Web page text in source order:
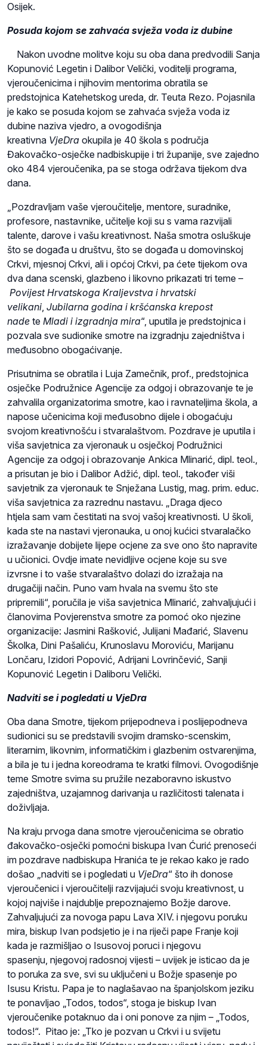
Osijek.
Posuda kojom se zahvaća svježa voda iz dubine
Nakon uvodne molitve koju su oba dana predvodili Sanja
Kopunović Legetin i Dalibor Velički, voditelji programa,
vjeroučenicima i njihovim mentorima obratila se
predstojnica Katehetskog ureda, dr. Teuta Rezo. Pojasnila
je kako se posuda kojom se zahvaća svježa voda iz
dubine naziva vjedro, a ovogodišnja
kreativna VjeDra okupila je 40 škola s područja
Đakovačko-osječke nadbiskupije i tri županije, sve zajedno
oko 484 vjeroučenika, pa se stoga održava tijekom dva
dana.
„Pozdravljam vaše vjeroučitelje, mentore, suradnike,
profesore, nastavnike, učitelje koji su s vama razvijali
talente, darove i vašu kreativnost. Naša smotra osluškuje
što se događa u društvu, što se događa u domovinskoj
Crkvi, mjesnoj Crkvi, ali i općoj Crkvi, pa ćete tijekom ova
dva dana scenski, glazbeno i likovno prikazati tri teme –
Povijest Hrvatskoga Kraljevstva i hrvatski
velikani, Jubilarna godina i kršćanska krepost
nade te Mladi i izgradnja mira“, uputila je predstojnica i
pozvala sve sudionike smotre na izgradnju zajedništva i
međusobno obogaćivanje.
Prisutnima se obratila i Luja Zamečnik, prof., predstojnica
osječke Podružnice Agencije za odgoj i obrazovanje te je
zahvalila organizatorima smotre, kao i ravnateljima škola, a
napose učenicima koji međusobno dijele i obogaćuju
svojom kreativnošću i stvaralaštvom. Pozdrave je uputila i
viša savjetnica za vjeronauk u osječkoj Podružnici
Agencije za odgoj i obrazovanje Ankica Mlinarić, dipl. teol.,
a prisutan je bio i Dalibor Adžić, dipl. teol., također viši
savjetnik za vjeronauk te Snježana Lustig, mag. prim. educ.
viša savjetnica za razrednu nastavu. „Draga djeco
htjela sam vam čestitati na svoj vašoj kreativnosti. U školi,
kada ste na nastavi vjeronauka, u onoj kućici stvaralačko
izražavanje dobijete lijepe ocjene za sve ono što napravite
u učionici. Ovdje imate nevidljive ocjene koje su sve
izvrsne i to vaše stvaralaštvo dolazi do izražaja na
drugačiji način. Puno vam hvala na svemu što ste
pripremili“, poručila je viša savjetnica Mlinarić, zahvaljujući i
članovima Povjerenstva smotre za pomoć oko njezine
organizacije: Jasmini Rašković, Julijani Mađarić, Slavenu
Školka, Dini Pašaliću, Krunoslavu Moroviću, Marijanu
Lončaru, Izidori Popović, Adrijani Lovrinčević, Sanji
Kopunović Legetin i Daliboru Velički.
Nadviti se i pogledati u VjeDra
Oba dana Smotre, tijekom prijepodneva i poslijepodneva
sudionici su se predstavili svojim dramsko-scenskim,
literarnim, likovnim, informatičkim i glazbenim ostvarenjima,
a bila je tu i jedna koreodrama te kratki filmovi. Ovogodišnje
teme Smotre svima su pružile nezaboravno iskustvo
zajedništva, uzajamnog darivanja u različitosti talenata i
doživljaja.
Na kraju prvoga dana smotre vjeroučenicima se obratio
đakovačko-osječki pomoćni biskupa Ivan Ćurić prenoseći
im pozdrave nadbiskupa Hranića te je rekao kako je rado
došao „nadviti se i pogledati u VjeDra“ što ih donose
vjeroučenici i vjeroučitelji razvijajući svoju kreativnost, u
kojoj najviše i najdublje prepoznajemo Božje darove.
Zahvaljujući za novoga papu Lava XIV. i njegovu poruku
mira, biskup Ivan podsjetio je i na riječi pape Franje koji
kada je razmišljao o Isusovoj poruci i njegovu
spasenju, njegovoj radosnoj vijesti – uvijek je isticao da je
to poruka za sve, svi su uključeni u Božje spasenje po
Isusu Kristu. Papa je to naglašavao na španjolskom jeziku
te ponavljao „Todos, todos“, stoga je biskup Ivan
vjeroučenike potaknuo da i oni ponove za njim – „Todos,
todos!“. Pitao je: „Tko je pozvan u Crkvi i u svijetu